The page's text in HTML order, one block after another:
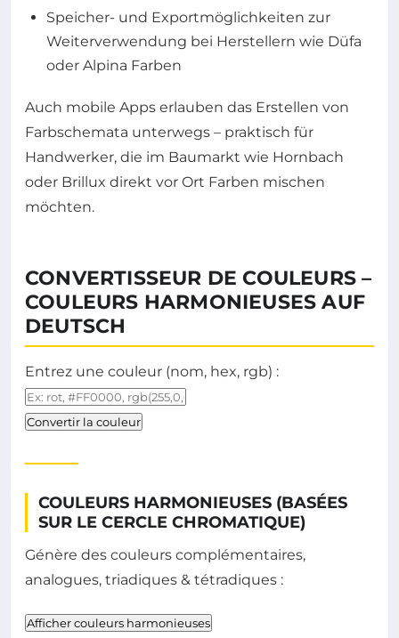
Speicher- und Exportmöglichkeiten zur
Weiterverwendung bei Herstellern wie Düfa
oder Alpina Farben
Auch mobile Apps erlauben das Erstellen von
Farbschemata unterwegs – praktisch für
Handwerker, die im Baumarkt wie Hornbach
oder Brillux direkt vor Ort Farben mischen
möchten.
CONVERTISSEUR DE COULEURS –
COULEURS HARMONIEUSES AUF
DEUTSCH
Entrez une couleur (nom, hex, rgb) :
Convertir la couleur
COULEURS HARMONIEUSES (BASÉES
SUR LE CERCLE CHROMATIQUE)
Génère des couleurs complémentaires,
analogues, triadiques & tétradiques :
Afficher couleurs harmonieuses